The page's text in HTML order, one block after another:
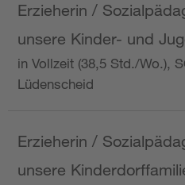
Erzieherin /
unsere Kinder- und
in Vollzeit (38,5 Std./Wo.),
Lüdenscheid
Erzieherin /
unsere